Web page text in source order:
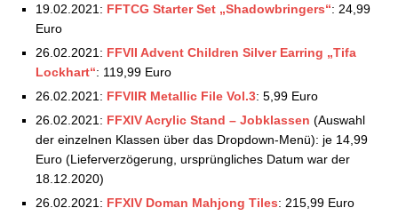
Square Enix Store: Aktuelle Vorbestellungen –
28.08.2021
Square Enix Store: Aktuelle Vorbestellungen –
02.09.2021
Square Enix Store: Aktuelle Vorbestellungen –
07.09.2021
Square Enix Store: Aktuelle Vorbestellungen –
17.09.2021
Square Enix Store: Aktuelle Vorbestellungen –
Square Enix Store: Aktuelle Vorbestellungen –
19.02.2021: FFTCG Starter Set „Shadowbringers“: 24,99
Euro
26.02.2021: FFVII Advent Children Silver Earring „Tifa
Lockhart“: 119,99 Euro
26.02.2021: FFVIIR Metallic File Vol.3: 5,99 Euro
26.02.2021: FFXIV Acrylic Stand – Jobklassen (Auswahl
der einzelnen Klassen über das Dropdown-Menü): je 14,99
Euro (Lieferverzögerung, ursprüngliches Datum war der
18.12.2020)
26.02.2021: FFXIV Doman Mahjong Tiles: 215,99 Euro